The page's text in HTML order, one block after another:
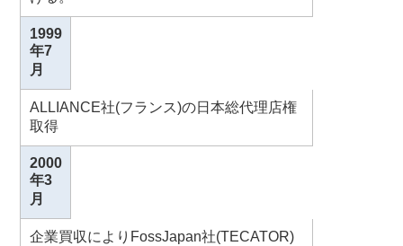
1999
年7
月
ALLIANCE社(フランス)の日本総代理店権
取得
2000
年3
月
企業買収によりFossJapan社(TECATOR)